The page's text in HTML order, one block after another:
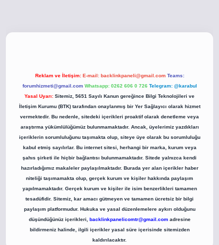
Reklam ve İletişim: E-mail: backlinkpaneli@gmail.com Teams:
forumhizmeti@gmail.com Whatsapp: 0262 606 0 726 Telegram: @karabul
Yasal Uyarı: Sitemiz, 5651 Sayılı Kanun gereğince Bilgi Teknolojileri ve
İletişim Kurumu (BTK) tarafından onaylanmış bir Yer Sağlayıcı olarak hizmet
vermektedir. Bu nedenle, sitedeki içerikleri proaktif olarak denetleme veya
araştırma yükümlülüğümüz bulunmamaktadır. Ancak, üyelerimiz yazdıkları
içeriklerin sorumluluğunu taşımakta olup, siteye üye olarak bu sorumluluğu
kabul etmiş sayılırlar. Bu internet sitesi, herhangi bir marka, kurum veya
şahıs şirketi ile hiçbir bağlantısı bulunmamaktadır. Sitede yalnızca kendi
hazırladığımız makaleler paylaşılmaktadır. Burada yer alan içerikler haber
niteliği taşımamakta olup, gerçek kurum ve kişiler hakkında paylaşım
yapılmamaktadır. Gerçek kurum ve kişiler ile isim benzerlikleri tamamen
tesadüfidir. Sitemiz, kar amacı gütmeyen ve tamamen ücretsiz bir bilgi
paylaşım platformudur. Hukuka ve yasal düzenlemelere aykırı olduğunu
düşündüğünüz içerikleri, backlinkpanelicomtr@gmail.comadresine
bildirmeniz halinde, ilgili içerikler yasal süre içerisinde sitemizden
kaldırılacaktır.